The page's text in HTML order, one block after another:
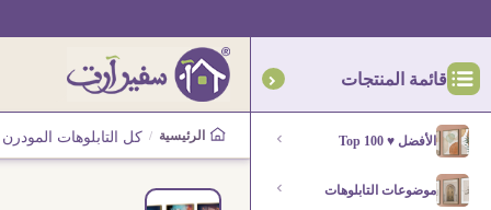
قائمة المنتجات
الأفضل ♥ Top 100
موضوعات التابلوهات
الرئيسية / كل التابلوهات المودرن